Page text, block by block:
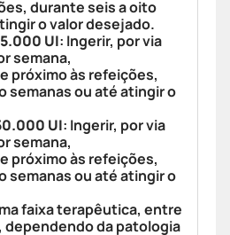
durante seis a oito
o valor desejado.
UI: Ingerir, por via
semana,
próximo às refeições,
semanas ou até atingir o
UI: Ingerir, por via
semana,
próximo às refeições,
semanas ou até atingir o
faixa terapêutica, entre
dependendo da patologia